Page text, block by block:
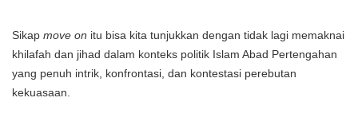
Sikap move on itu bisa kita tunjukkan dengan tidak lagi memaknai
khilafah dan jihad dalam konteks politik Islam Abad Pertengahan
yang penuh intrik, konfrontasi, dan kontestasi perebutan
kekuasaan.